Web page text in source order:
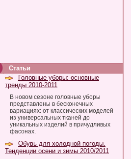
Статьи
Головные уборы: основные
тренды 2010-2011
В новом сезоне головные уборы
представлены в бесконечных
вариациях: от классических моделей
из универсальных тканей до
уникальных изделий в причудливых
фасонах.
Обувь для холодной погоды.
Тенденции осени и зимы 2010/2011